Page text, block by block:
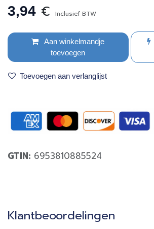
3,94 € Inclusief BTW
Aan winkelmandje
toevoegen
Toevoegen aan verlanglijst
GTIN: 6953810885524
Klantbeoordelingen